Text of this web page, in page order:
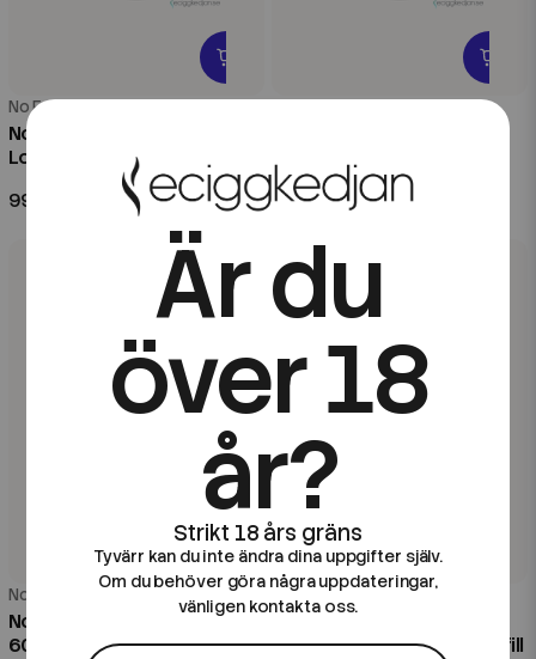
No Frills
No Frills | Red Affair | 20ml
Longfill
99 kr
99 kr
No Frills
No Frills | Slushed Green |
60ml Kombofill
No Frills
No Frills | Slushed
Bubblegum | 60ml Kombofill
Är du
över 18
år?
Tyvärr kan du inte ändra dina uppgifter själv.
Om du behöver göra några uppdateringar,
vänligen kontakta oss.